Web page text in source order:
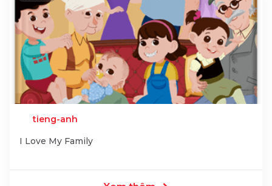
tieng-anh
I Love My Family